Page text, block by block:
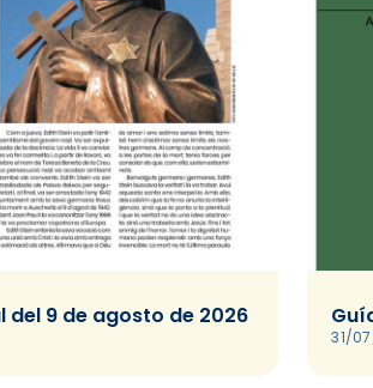
del 9 de agosto de 2026
31/